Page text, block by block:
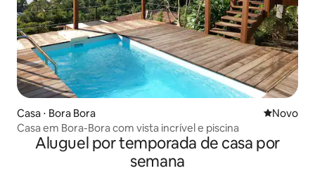
Casa ⋅ Bora Bora Novo
Novo
Casa em Bora-Bora com vista incrível e piscina
Aluguel por temporada de casa por
semana